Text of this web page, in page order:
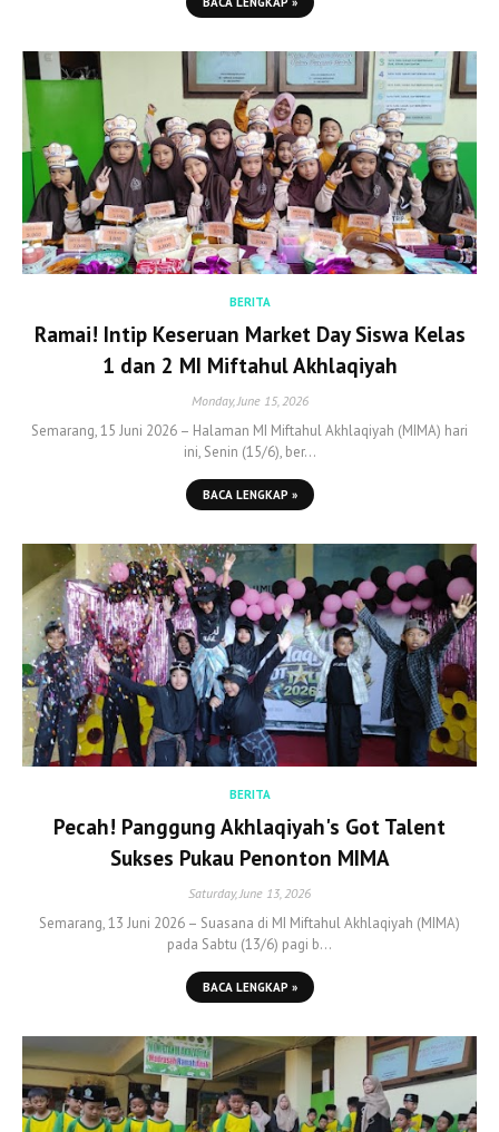
BERITA
Ramai! Intip Keseruan Market Day Siswa Kelas
1 dan 2 MI Miftahul Akhlaqiyah
Monday, June 15, 2026
Semarang, 15 Juni 2026 – Halaman MI Miftahul Akhlaqiyah (MIMA) hari
ini, Senin (15/6), ber…
BACA LENGKAP »
BERITA
Pecah! Panggung Akhlaqiyah's Got Talent
Sukses Pukau Penonton MIMA
Saturday, June 13, 2026
Semarang, 13 Juni 2026 – Suasana di MI Miftahul Akhlaqiyah (MIMA)
pada Sabtu (13/6) pagi b…
BACA LENGKAP »